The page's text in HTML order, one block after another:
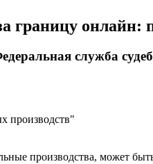
границу онлайн:
служба
производств"
производства, может